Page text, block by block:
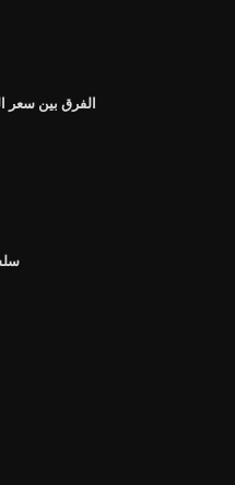
الفرق بين سعر